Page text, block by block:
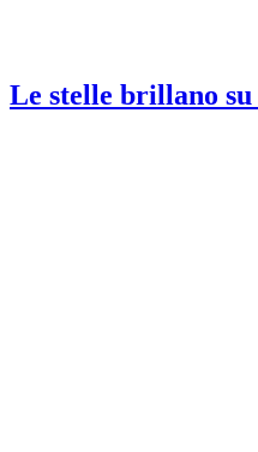
Le stelle brillano su